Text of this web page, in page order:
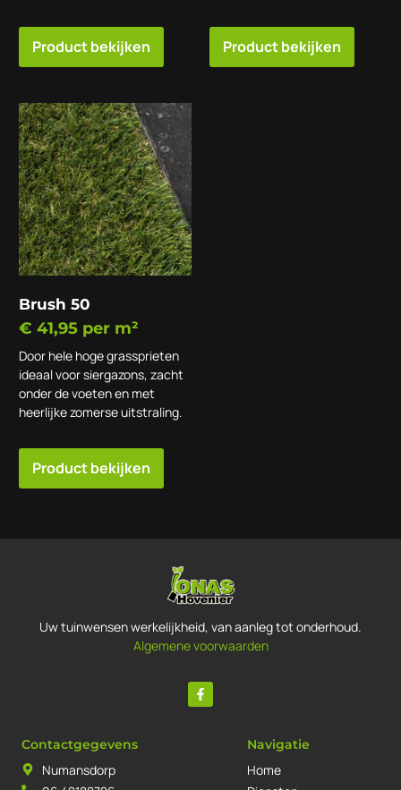
Product bekijken Product bekijken
Brush 50
€ 41,95 per m²
Door hele hoge grassprieten
ideaal voor siergazons, zacht
onder de voeten en met
heerlijke zomerse uitstraling.
Product bekijken
Uw tuinwensen werkelijkheid, van aanleg tot onderhoud.
Algemene voorwaarden
Contactgegevens
Numansdorp
Navigatie
Home